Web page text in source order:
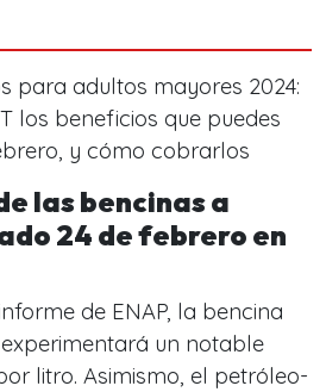
para adultos mayores 2024:
los beneficios que puedes
y cómo cobrarlos
las bencinas a
24 de febrero en
de ENAP, la bencina
un notable
litro. Asimismo, el petróleo-